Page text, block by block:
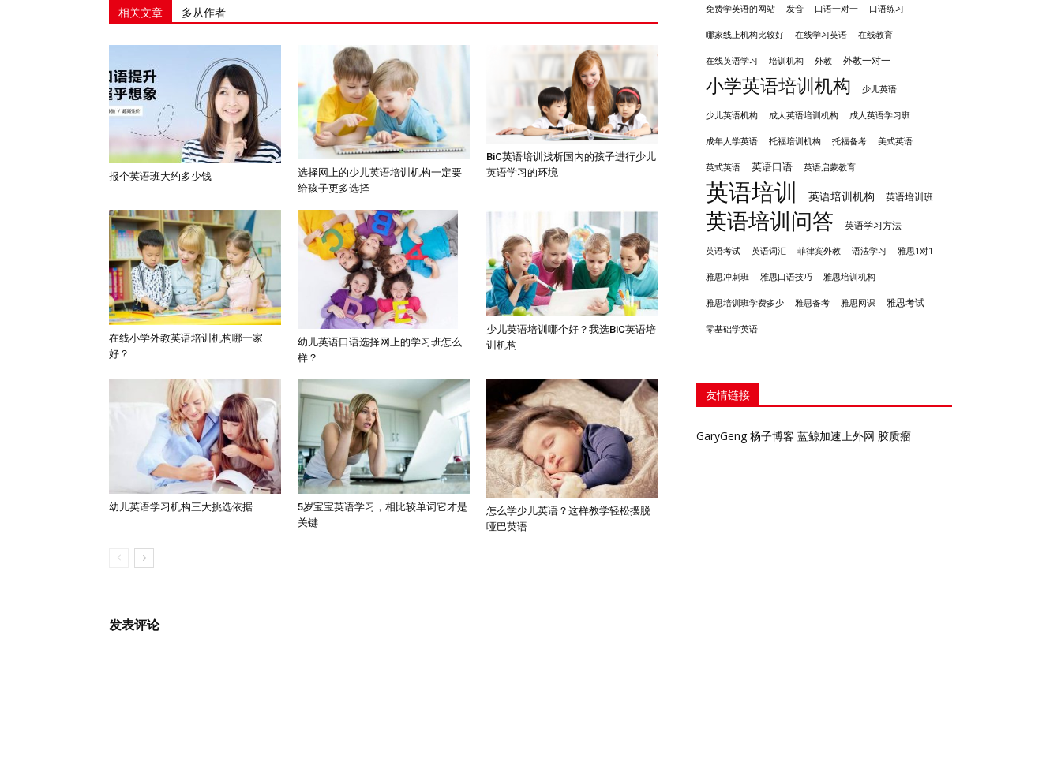
相关文章 多从作者
报个英语班大约多少钱
选择网上的少儿英语培训机构一定要
给孩子更多选择
BiC英语培训浅析国内的孩子进行少儿
英语学习的环境
在线小学外教英语培训机构哪一家
好？
幼儿英语口语选择网上的学习班怎么
样？
少儿英语培训哪个好？我选BiC英语培
训机构
幼儿英语学习机构三大挑选依据
5岁宝宝英语学习，相比较单词它才是
关键
怎么学少儿英语？这样教学轻松摆脱
哑巴英语
发表评论
免费学英语的网站 发音 口语一对一 口语练习
哪家线上机构比较好 在线学习英语 在线教育
在线英语学习 培训机构 外教 外教一对一
小学英语培训机构 少儿英语
少儿英语机构 成人英语培训机构 成人英语学习班
成年人学英语 托福培训机构 托福备考 美式英语
英式英语 英语口语 英语启蒙教育
英语培训 英语培训机构 英语培训班
英语培训问答 英语学习方法
英语考试 英语词汇 菲律宾外教 语法学习 雅思1对1
雅思冲刺班 雅思口语技巧 雅思培训机构
雅思培训班学费多少 雅思备考 雅思网课 雅思考试
零基础学英语
友情链接
GaryGeng 杨子博客 蓝鲸加速上外网 胶质瘤